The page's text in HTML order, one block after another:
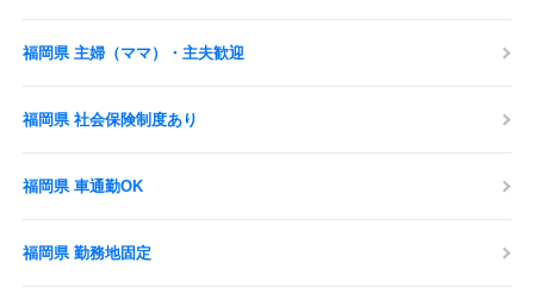
福岡県 主婦（ママ）・主夫歓迎
福岡県 社会保険制度あり
福岡県 車通勤OK
福岡県 勤務地固定